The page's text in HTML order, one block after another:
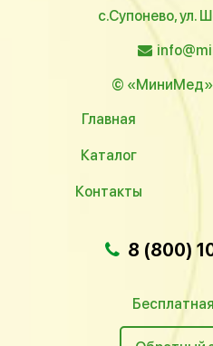
с.Супонево, ул.
©
Главная
Каталог
Контакты
8 (800)